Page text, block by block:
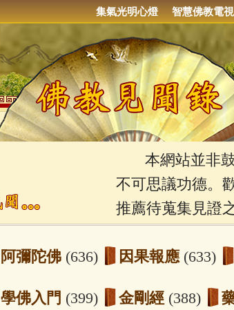
集氣光明心燈 智慧佛教電
本網站並非鼓
不可思議功德。
推薦待蒐集見證
阿彌陀佛 (636) 因果報應 (633)
學佛入門 (399) 金剛經 (388)